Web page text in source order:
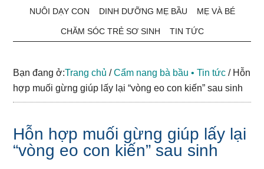
Cần
Biết
bé
NUÔI DẠY CON DINH DƯỠNG MẸ BẦU MẸ VÀ BÉ
CHĂM SÓC TRẺ SƠ SINH TIN TỨC
Bạn đang ở:Trang chủ / Cẩm nang bà bầu • Tin tức /Hỗn
hợp muối gừng giúp lấy lại “vòng eo con kiến” sau sinh
Hỗn hợp muối gừng giúp lấy lại
“vòng eo con kiến” sau sinh